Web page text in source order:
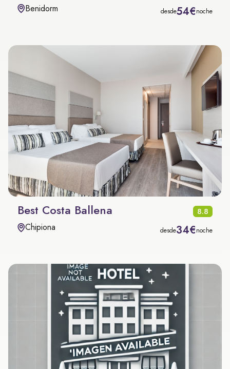
Benidorm desde54€noche
Best Costa Ballena 8.8
Chipiona desde34€noche